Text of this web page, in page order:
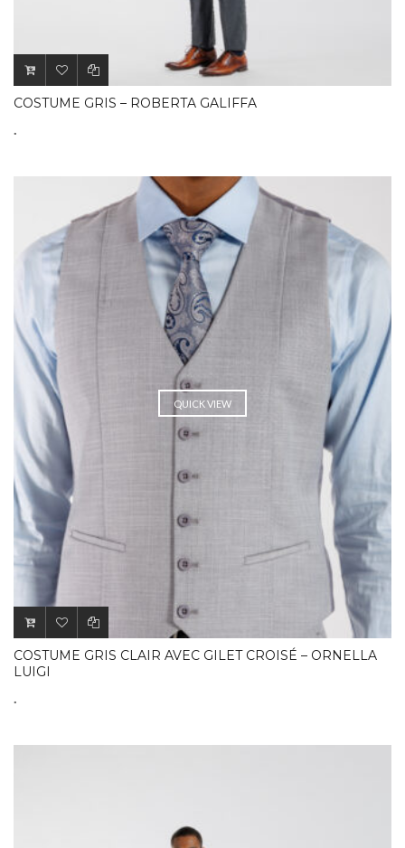
COSTUME GRIS – ROBERTA GALIFFA
.
QUICK VIEW
COSTUME GRIS CLAIR AVEC GILET CROISÉ – ORNELLA
LUIGI
.